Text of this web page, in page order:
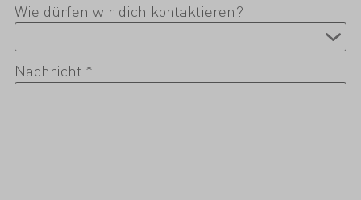
Wie dürfen wir dich kontaktieren?
Nachricht *